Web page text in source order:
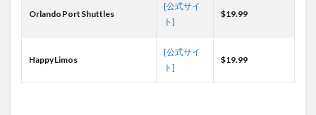
手段
適さ
を左
Orlando Port Shuttles
[公式サイ
ト]
$19.99
Happy Limos
[公式サイ
ト]
$19.99